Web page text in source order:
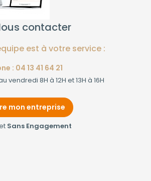
contacter
est à votre service :
: 04 13 41 64 21
vendredi 8H à 12H et 13H à 16H
mon entreprise
Sans Engagement